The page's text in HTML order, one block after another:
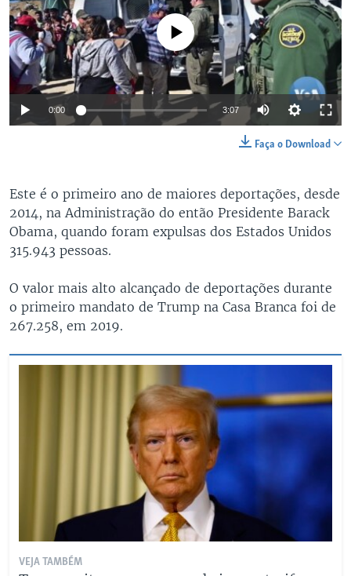
No media source currently available
0:00 3:07
Faça o Download
Este é o primeiro ano de maiores deportações, desde
2014, na Administração do então Presidente Barack
Obama, quando foram expulsas dos Estados Unidos
315.943 pessoas.
O valor mais alto alcançado de deportações durante
o primeiro mandato de Trump na Casa Branca foi de
267.258, em 2019.
VEJA TAMBÉM